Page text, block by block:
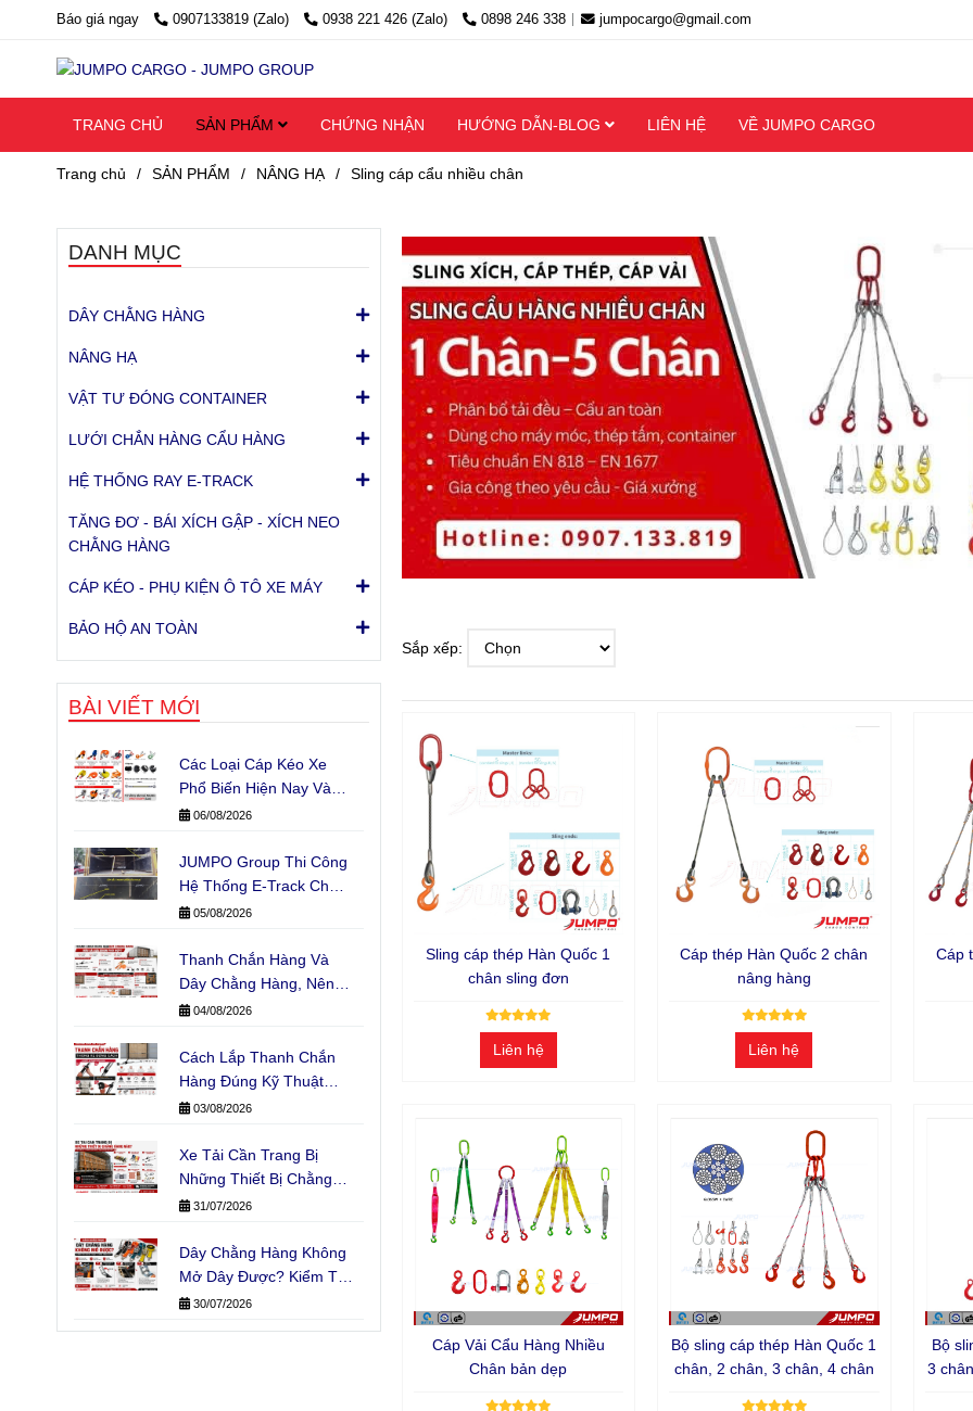
Báo giá ngay 0907133819 (Zalo) 0938 221 426 (Zalo) 0898 246 338 jumpocargo@gmail.com
TRANG CHỦ SẢN PHẨM CHỨNG NHẬN HƯỚNG DẪN-BLOG LIÊN HỆ VỀ JUMPO CARGO
Trang chủ / SẢN PHẨM / NÂNG HẠ / Sling cáp cẩu nhiều chân
Sắp xếp:
Sling cáp thép Hàn Quốc 1
chân sling đơn
Liên hệ
Cáp thép Hàn Quốc 2 chân
nâng hàng
Liên hệ
Cáp
Cáp Vải Cẩu Hàng Nhiều
Chân bản dẹp
Bộ sling cáp thép Hàn Quốc 1
chân, 2 chân, 3 chân, 4 chân
Bộ
3
DANH MỤC
DÂY CHẰNG HÀNG
NÂNG HẠ
VẬT TƯ ĐÓNG CONTAINER
LƯỚI CHẮN HÀNG CẨU HÀNG
HỆ THỐNG RAY E-TRACK
TĂNG ĐƠ - BÁI XÍCH GẬP - XÍCH NEO
CHẰNG HÀNG
CÁP KÉO - PHỤ KIỆN Ô TÔ XE MÁY
BẢO HỘ AN TOÀN
BÀI VIẾT MỚI
Các Loại Cáp Kéo Xe
Phổ Biến Hiện Nay Và
Ứng Dụng Thực Tế
06/08/2026
JUMPO Group Thi Công
Hệ Thống E-Track Cho
Xe Tải Của Đơn Vị Vận
05/08/2026
Thanh Chắn Hàng Và
Dây Chằng Hàng, Nên
Chọn Loại Nào?
04/08/2026
Cách Lắp Thanh Chắn
Hàng Đúng Kỹ Thuật
Không Phải Ai Cũng Biết
03/08/2026
Xe Tải Cần Trang Bị
Những Thiết Bị Chằng
Hàng Nào?
31/07/2026
Dây Chằng Hàng Không
Mở Dây Được? Kiểm Tra
Ngay Trục Cuốn
30/07/2026